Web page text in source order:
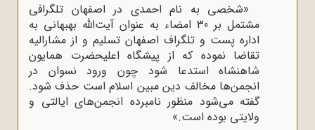
«شخصی به نام احمدی در اصفهان تلگرافی
مشتمل بر 30 امضاء به عنوان آیت‌الله بهبهانی به
اداره پست و تلگراف اصفهان تسلیم و از مشارالیه
تقاضا نموده که از پیشگاه اعلیحضرت همایون
شاهنشاه استدعا شود چون ورود نسوان در
انجمن‌ها مخالف دین مبین اسلام است حذف شود.
گفته می‌شود منظور نامبرده انجمن‌های ایالتی و
ولایتی بوده است.»